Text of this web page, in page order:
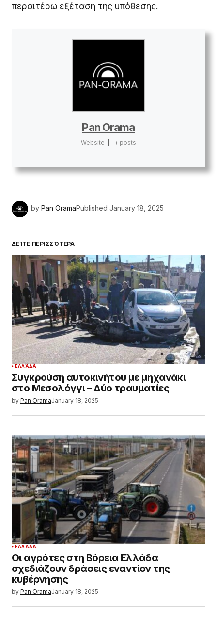
περαιτέρω εξέταση της υπόθεσης.
Pan Orama
Website + posts
by Pan OramaPublished January 18, 2025
ΔΕΊΤΕ ΠΕΡΙΣΣΌΤΕΡΑ
ΕΛΛΆΔΑ
Συγκρούση αυτοκινήτου με μηχανάκι
στο Μεσολόγγι – Δύο τραυματίες
by Pan OramaJanuary 18, 2025
ΕΛΛΆΔΑ
Οι αγρότες στη Βόρεια Ελλάδα
σχεδιάζουν δράσεις εναντίον της
κυβέρνησης
by Pan OramaJanuary 18, 2025